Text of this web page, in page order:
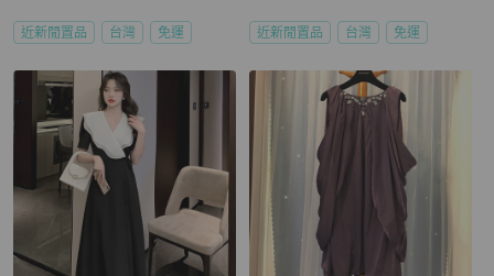
近新閒置品 台灣 免運 近新閒置品 台灣 免運